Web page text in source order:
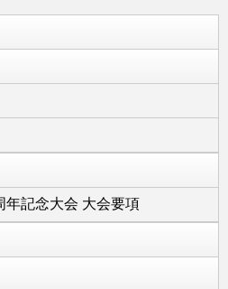
年記念大会 大会要項